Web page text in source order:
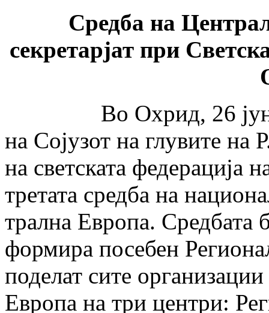
Средба на
секретарјат при
Во Охрид, 26 јуни
на Сојузот на глувите на
на светската федерација
третата средба на
трална Европа. Средбата
формира посебен
поделат сите
Европа на три центри: